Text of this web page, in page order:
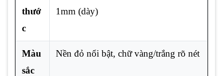
thướ
c
1mm (dày)
Màu
sắc
Nền đỏ nổi bật, chữ vàng/trắng rõ nét